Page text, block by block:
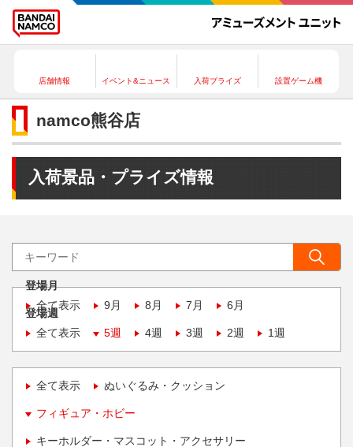
店舗情報 イベント&ニュース 入荷プライズ 設置ゲーム機
namco熊谷店
入荷景品・プライズ情報
登場月
全て表示
9月 8月 7月 6月
登場週
全て表示
5週 4週 3週 2週 1週
全て表示 ぬいぐるみ・クッション
フィギュア・ホビー
キーホルダー・マスコット・アクセサリー